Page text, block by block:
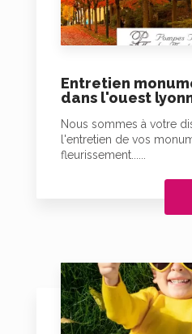
Entretien
dans l'ouest
Nous sommes à votre
l'entretien de vos
fleurissement......